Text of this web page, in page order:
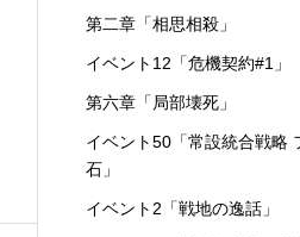
第二章「相思相殺」
イベント12「危機契約#1」
第六章「局部壊死」
イベント50「常設統合戦略
石」
イベント2「戦地の逸話」